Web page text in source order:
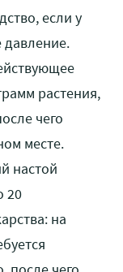
если у
растения,
чего
месте.
настой
20
на